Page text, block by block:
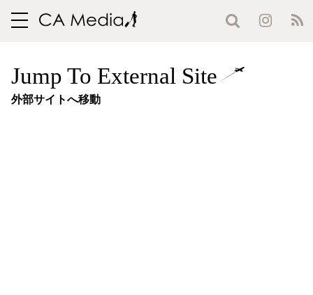
toggle
Jump To External Site
外部サイトへ移動